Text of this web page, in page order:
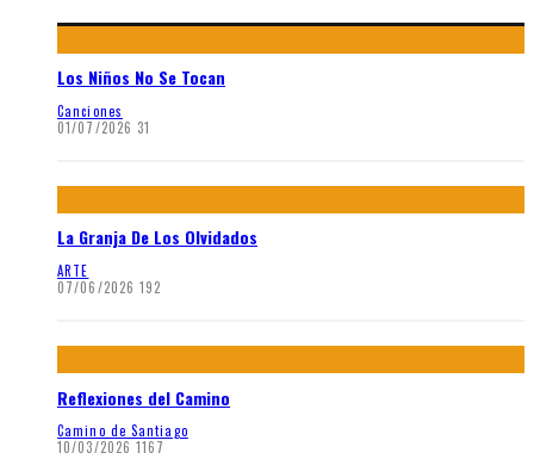
Los Niños No Se Tocan
Canciones
01/07/2026 31
La Granja De Los Olvidados
ARTE
07/06/2026 192
Reflexiones del Camino
Camino de Santiago
10/03/2026 1167